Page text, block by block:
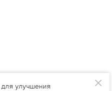
улучшения